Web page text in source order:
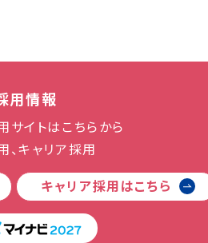
用情報
イトはこちらから
、キャリア採用
キャリア採用はこちら